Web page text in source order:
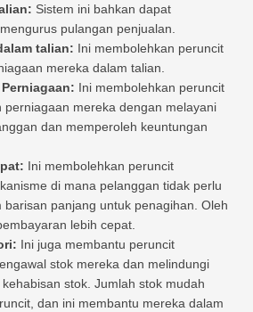
Sistem ini bahkan dapat
pulangan penjualan.
talian: Ini membolehkan peruncit
mereka dalam talian.
Ini membolehkan peruncit
perniagaan mereka dengan melayani
dan memperoleh keuntungan
Ini membolehkan peruncit
di mana pelanggan tidak perlu
barisan panjang untuk penagihan. Oleh
lebih cepat.
Ini juga membantu peruncit
stok mereka dan melindungi
stok. Jumlah stok mudah
dan ini membantu mereka dalam